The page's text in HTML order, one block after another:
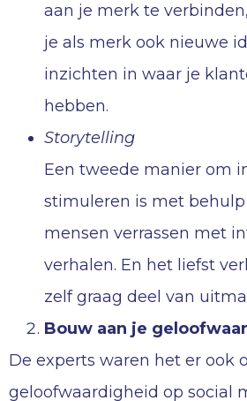
aan je merk te
je als merk ook nieuwe
inzichten in waar je
hebben.
Storytelling
Een tweede manier om
stimuleren is met
mensen verrassen met
verhalen. En het liefst
zelf graag deel van
Bouw aan je
De experts waren het er ook
geloofwaardigheid op social